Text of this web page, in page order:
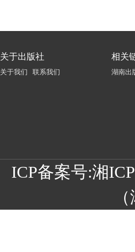
关于出版社
关于我们 联系我们
相关
湖南出
ICP备案号:湘